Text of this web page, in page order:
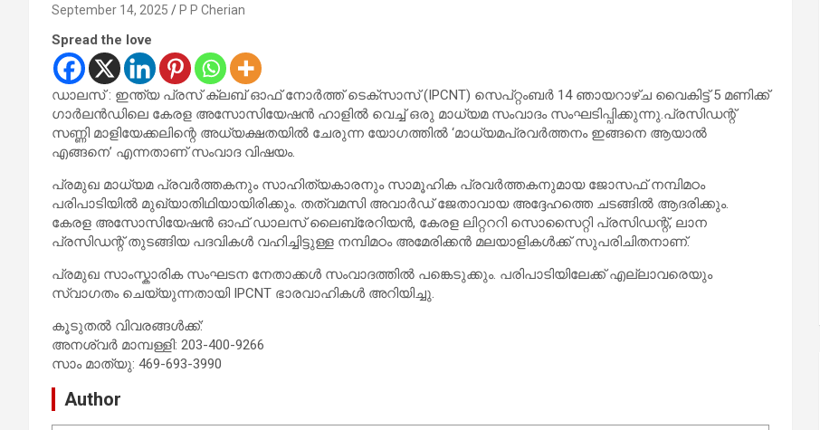
September 14, 2025 P P Cherian
Spread the love
ഡാലസ് : ഇന്ത്യ പ്രസ് ക്ലബ് ഓഫ് നോർത്ത് ടെക്സാസ് (IPCNT) സെപ്റ്റംബർ 14 ഞായറാഴ്ച വൈകിട്ട് 5 മണിക്ക്
ഗാർലൻഡിലെ കേരള അസോസിയേഷൻ ഹാളിൽ വെച്ച് ഒരു മാധ്യമ സംവാദം സംഘടിപ്പിക്കുന്നു.പ്രസിഡന്റ്
സണ്ണി മാളിയേക്കലിന്റെ അധ്യക്ഷതയിൽ ചേരുന്ന യോഗത്തിൽ ‘മാധ്യമപ്രവർത്തനം ഇങ്ങനെ ആയാൽ
എങ്ങനെ’ എന്നതാണ് സംവാദ വിഷയം.
പ്രമുഖ മാധ്യമ പ്രവർത്തകനും സാഹിത്യകാരനും സാമൂഹിക പ്രവർത്തകനുമായ ജോസഫ് നമ്പിമഠം
പരിപാടിയിൽ മുഖ്യാതിഥിയായിരിക്കും. തത്വമസി അവാർഡ് ജേതാവായ അദ്ദേഹത്തെ ചടങ്ങിൽ ആദരിക്കും.
കേരള അസോസിയേഷൻ ഓഫ് ഡാലസ് ലൈബ്രേറിയൻ, കേരള ലിറ്റററി സൊസൈറ്റി പ്രസിഡന്റ്, ലാന
പ്രസിഡന്റ് തുടങ്ങിയ പദവികൾ വഹിച്ചിട്ടുള്ള നമ്പിമഠം അമേരിക്കൻ മലയാളികൾക്ക് സുപരിചിതനാണ്.
പ്രമുഖ സാംസ്കാരിക സംഘടന നേതാക്കൾ സംവാദത്തിൽ പങ്കെടുക്കും. പരിപാടിയിലേക്ക് എല്ലാവരെയും
സ്വാഗതം ചെയ്യുന്നതായി IPCNT ഭാരവാഹികൾ അറിയിച്ചു.
കൂടുതൽ വിവരങ്ങൾക്ക്:
അനശ്വർ മാമ്പള്ളി: 203-400-9266
സാം മാത്യു: 469-693-3990
Author